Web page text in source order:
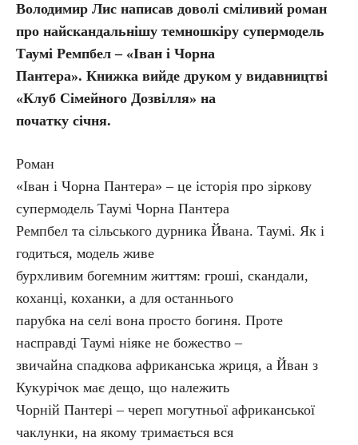
Володимир Лис написав доволі сміливий роман
про найскандальнішу темношкіру супермодель
Таумі Ремпбел – «Іван і Чорна
Пантера». Книжка вийде друком у видавництві
«Клуб Сімейного Дозвілля» на
початку січня.
Роман
«Іван і Чорна Пантера» – це історія про зіркову
супермодель Таумі Чорна Пантера
Ремпбел та сільського дурника Йвана. Таумі. Як і
годиться, модель живе
бурхливим богемним життям: гроші, скандали,
коханці, коханки, а для останнього
парубка на селі вона просто богиня. Проте
насправді Таумі ніяке не божество –
звичайна спадкова африканська жриця, а Йван з
Кукурічок має дещо, що належить
Чорній Пантері – череп могутньої африканської
чаклунки, на якому тримається вся